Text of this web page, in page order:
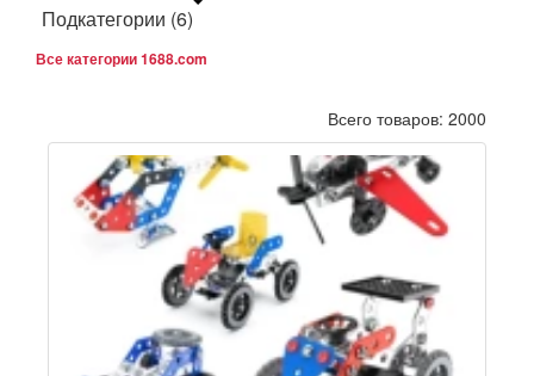
Подкатегории (6)
Все категории 1688.com
Всего товаров: 2000